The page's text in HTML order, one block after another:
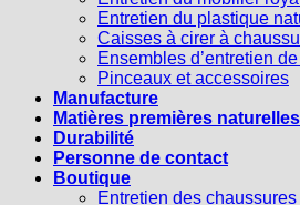
Entretien du plastique
Caisses à cirer à
Ensembles d’entretien
Pinceaux et accessoires
Manufacture
Matières premières naturelles
Durabilité
Personne de contact
Boutique
Entretien des